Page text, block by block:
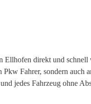
Ellhofen direkt und
Fahrer, sondern auch
jedes Fahrzeug ohne